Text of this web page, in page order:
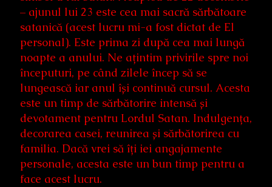
– ajunul lui 23 este cea mai sacră sărbătoare
satanică (acest lucru mi-a fost dictat de El
personal). Este prima zi după cea mai lungă
noapte a anului. Ne ațintim privirile spre noi
începuturi, pe când zilele încep să se
lungească iar anul își continuă cursul. Acesta
este un timp de sărbătorire intensă și
devotament pentru Lordul Satan. Indulgența,
decorarea casei, reunirea și sărbătorirea cu
familia. Dacă vrei să îți iei angajamente
personale, acesta este un bun timp pentru a
face acest lucru.